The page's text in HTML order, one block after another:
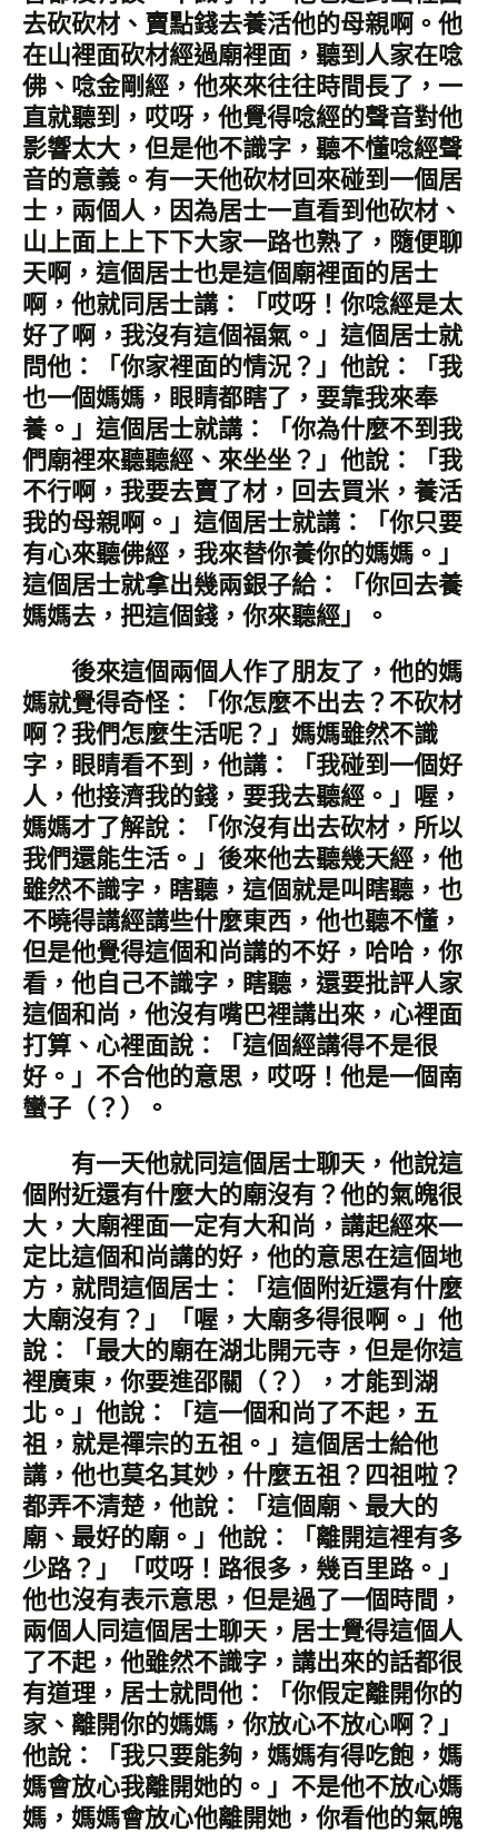
去砍砍材、賣點錢去養活他的母親啊。他
在山裡面砍材經過廟裡面，聽到人家在唸
佛、唸金剛經，他來來往往時間長了，一
直就聽到，哎呀，他覺得唸經的聲音對他
影響太大，但是他不識字，聽不懂唸經聲
音的意義。有一天他砍材回來碰到一個居
士，兩個人，因為居士一直看到他砍材、
山上面上上下下大家一路也熟了，隨便聊
天啊，這個居士也是這個廟裡面的居士
啊，他就同居士講：「哎呀！你唸經是太
好了啊，我沒有這個福氣。」這個居士就
問他：「你家裡面的情況？」他說：「我
也一個媽媽，眼睛都瞎了，要靠我來奉
養。」這個居士就講：「你為什麼不到我
們廟裡來聽聽經、來坐坐？」他說：「我
不行啊，我要去賣了材，回去買米，養活
我的母親啊。」這個居士就講：「你只要
有心來聽佛經，我來替你養你的媽媽。」
這個居士就拿出幾兩銀子給：「你回去養
媽媽去，把這個錢，你來聽經」。
後來這個兩個人作了朋友了，他的媽
媽就覺得奇怪：「你怎麼不出去？不砍材
啊？我們怎麼生活呢？」媽媽雖然不識
字，眼睛看不到，他講：「我碰到一個好
人，他接濟我的錢，要我去聽經。」喔，
媽媽才了解說：「你沒有出去砍材，所以
我們還能生活。」後來他去聽幾天經，他
雖然不識字，瞎聽，這個就是叫瞎聽，也
不曉得講經講些什麼東西，他也聽不懂，
但是他覺得這個和尚講的不好，哈哈，你
看，他自己不識字，瞎聽，還要批評人家
這個和尚，他沒有嘴巴裡講出來，心裡面
打算、心裡面說：「這個經講得不是很
好。」不合他的意思，哎呀！他是一個南
蠻子（？）。
有一天他就同這個居士聊天，他說這
個附近還有什麼大的廟沒有？他的氣魄很
大，大廟裡面一定有大和尚，講起經來一
定比這個和尚講的好，他的意思在這個地
方，就問這個居士：「這個附近還有什麼
大廟沒有？」「喔，大廟多得很啊。」他
說：「最大的廟在湖北開元寺，但是你這
裡廣東，你要進邵關（？），才能到湖
北。」他說：「這一個和尚了不起，五
祖，就是禪宗的五祖。」這個居士給他
講，他也莫名其妙，什麼五祖？四祖啦？
都弄不清楚，他說：「這個廟、最大的
廟、最好的廟。」他說：「離開這裡有多
少路？」「哎呀！路很多，幾百里路。」
他也沒有表示意思，但是過了一個時間，
兩個人同這個居士聊天，居士覺得這個人
了不起，他雖然不識字，講出來的話都很
有道理，居士就問他：「你假定離開你的
家、離開你的媽媽，你放心不放心啊？」
他說：「我只要能夠，媽媽有得吃飽，媽
媽會放心我離開她的。」不是他不放心媽
媽，媽媽會放心他離開她，你看他的氣魄